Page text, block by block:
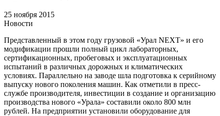
25 ноября 2015
Новости
Представленный в этом году грузовой «Урал NEXT» и его
модификации прошли полный цикл лабораторных,
сертификационных, пробеговых и эксплуатационных
испытаний в различных дорожных и климатических
условиях. Параллельно на заводе шла подготовка к серийному
выпуску нового поколения машин. Как отметили в пресс-
службе производителя, инвестиции в создание и организацию
производства нового «Урала» составили около 800 млн
рублей. На предприятии установили оборудование для